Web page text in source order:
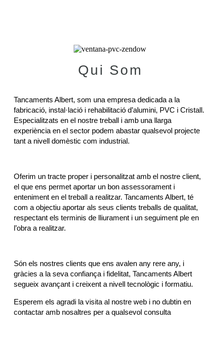
Qui Som
Tancaments Albert, som una empresa dedicada a la
fabricació, instal·lació i rehabilitació d’alumini, PVC i Cristall.
Especialitzats en el nostre treball i amb una llarga
experiència en el sector podem abastar qualsevol projecte
tant a nivell domèstic com industrial.
Oferim un tracte proper i personalitzat amb el nostre client,
el que ens permet aportar un bon assessorament i
enteniment en el treball a realitzar. Tancaments Albert, té
com a objectiu aportar als seus clients treballs de qualitat,
respectant els terminis de lliurament i un seguiment ple en
l’obra a realitzar.
Són els nostres clients que ens avalen any rere any, i
gràcies a la seva confiança i fidelitat, Tancaments Albert
segueix avançant i creixent a nivell tecnològic i formatiu.
Esperem els agradi la visita al nostre web i no dubtin en
contactar amb nosaltres per a qualsevol consulta